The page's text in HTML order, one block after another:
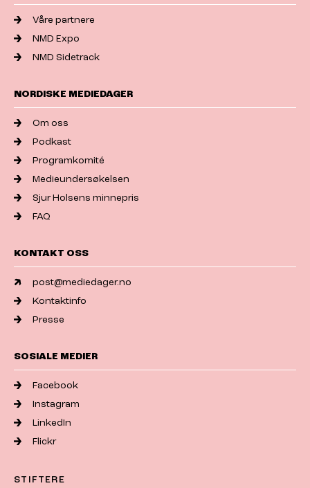
Våre partnere
NMD Expo
NMD Sidetrack
NORDISKE MEDIEDAGER
Om oss
Podkast
Programkomité
Medieundersøkelsen
Sjur Holsens minnepris
FAQ
KONTAKT OSS
post@mediedager.no
Kontaktinfo
Presse
SOSIALE MEDIER
Facebook
Instagram
LinkedIn
Flickr
STIFTERE